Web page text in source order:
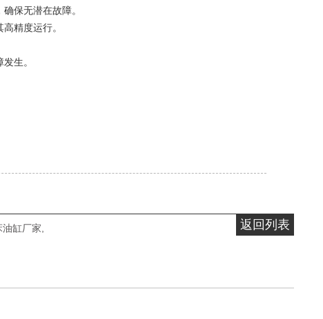
保无潜在故障。
精度运行。
生。
返回列表
缸厂家